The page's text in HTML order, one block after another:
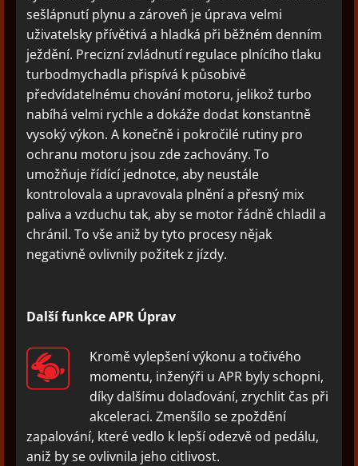
sešlápnutí plynu a zároveň je úprava velmi
uživatelsky přívětivá a hladká při běžném denním
ježdění. Precizní zvládnutí regulace plnícího tlaku
turbodmychadla přispívá k působivě
předvídatelnému chování motoru, jelikož turbo
nabíhá velmi rychle a dokáže dodat konstantně
vysoký výkon. A konečně i pokročilé rutiny pro
ochranu motoru jsou zde zachovány. To
umožňuje řídící jednotce, aby neustále
kontrolovala a upravovala plnění a přesný mix
paliva a vzduchu tak, aby se motor řádně chladil a
chránil. To vše aniž by tyto procesy nějak
negativně ovlivnily požitek z jízdy.
Další funkce APR Úprav
Kromě vylepšení výkonu a točivého
momentu, inženýři u APR byly schopni,
díky dalšímu dolaďování, zrychlit čas při
akceleraci. Zmenšílo se zpoždění
zapalování, které vedlo k lepší odezvě od pedálu,
aniž by se ovlivnila jeho citlivost.